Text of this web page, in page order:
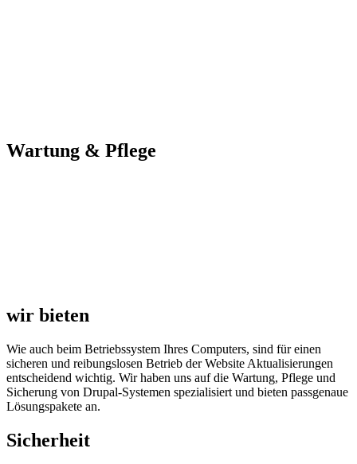
Wartung & Pflege
wir bieten
Wie auch beim Betriebssystem Ihres Computers, sind für einen
sicheren und reibungslosen Betrieb der Website Aktualisierungen
entscheidend wichtig. Wir haben uns auf die Wartung, Pflege und
Sicherung von Drupal-Systemen spezialisiert und bieten passgenaue
Lösungspakete an.
Sicherheit